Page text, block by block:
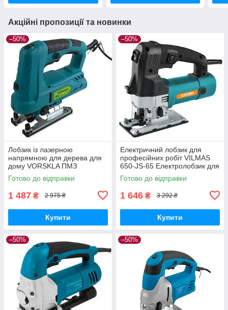
Акційні пропозиції та новинки
–50%
Лобзик із лазерною
напрямною для дерева для
дому VORSKLA ПМЗ
1200/100 Електролобзик для
фанери
Готово до відправки
1 487 ₴ 2 975 ₴
Купити
–50%
Електричний лобзик для
професійних робіт VILMAS
650-JS-65 Електролобзик для
дерева для дому
Готово до відправки
1 646 ₴ 3 292 ₴
Купити
–50% –50%